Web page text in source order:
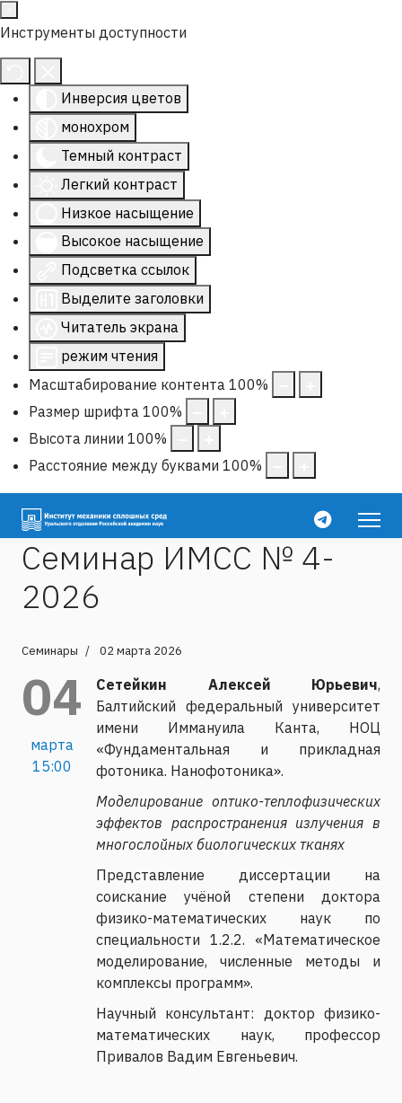
Инструменты доступности
Инверсия цветов
монохром
Темный контраст
Легкий контраст
Низкое насыщение
Высокое насыщение
Подсветка ссылок
Выделите заголовки
Читатель экрана
режим чтения
Масштабирование контента 100%
Размер шрифта 100%
Высота линии 100%
Расстояние между буквами 100%
Семинар ИМСС № 4-
2026
Семинары 02 марта 2026
04
марта
15:00
Сетейкин Алексей Юрьевич,
Балтийский федеральный университет
имени Иммануила Канта, НОЦ
«Фундаментальная и прикладная
фотоника. Нанофотоника».
Моделирование оптико-теплофизических
эффектов распространения излучения в
многослойных биологических тканях
Представление диссертации на
соискание учёной степени доктора
физико-математических наук по
специальности 1.2.2. «Математическое
моделирование, численные методы и
комплексы программ».
Научный консультант: доктор физико-
математических наук, профессор
Привалов Вадим Евгеньевич.